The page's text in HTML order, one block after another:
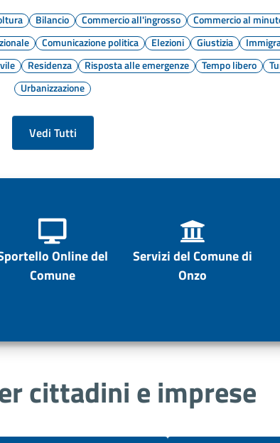
Bilancio Commercio all'ingrosso
Commercio al
Comunicazione politica Elezioni Giustizia
Residenza Risposta alle emergenze Tempo libero
Urbanizzazione
Vedi Tutti
Online del
Comune
Servizi del Comune di
Onzo
cittadini e imprese